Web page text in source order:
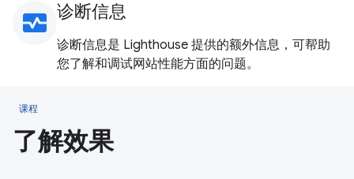
monitor_heart 诊断信息
诊断信息是 Lighthouse 提供的额外信息，可帮助
您了解和调试网站性能方面的问题。
课程
了解效果